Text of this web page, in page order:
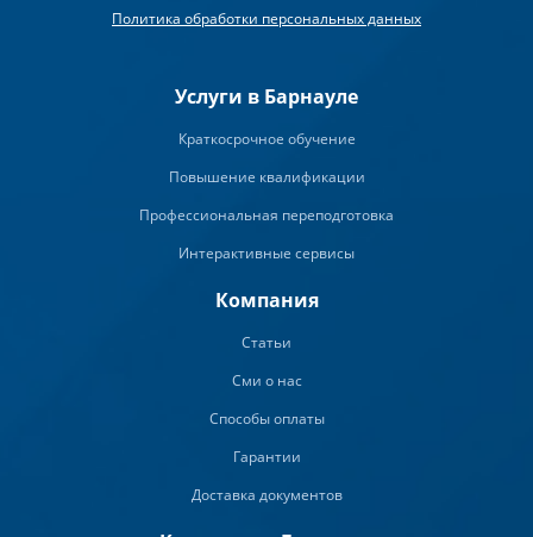
Политика обработки персональных данных
Услуги в Барнауле
Краткосрочное обучение
Повышение квалификации
Профессиональная переподготовка
Интерактивные сервисы
Компания
Статьи
Сми о нас
Способы оплаты
Гарантии
Доставка документов